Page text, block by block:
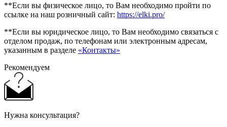
**Если вы физическое лицо, то Вам необходимо пройти по
ссылке на наш розничный сайт: https://elki.pro/
**Если вы юридическое лицо, то Вам необходимо связаться с
отделом продаж, по телефонам или электронным адресам,
указанным в разделе «Контакты»
Рекомендуем
Нужна консультация?